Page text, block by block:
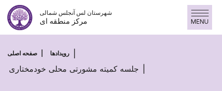
پرش
محتوا
شهرستان لس آنجلس شمالی
مرکز منطقه ای MENU
صفحه اصلی رویدادها
جلسه کمیته مشورتی محلی خودمختاری